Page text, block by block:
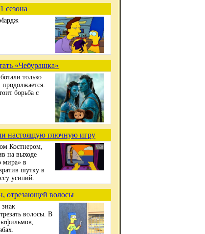
сезона
«Чебурашка»
только
борьба с
настоящую глючную игру
Костнером,
на выходе
мира» в
шутку в
усилий.
отрезающей волосы
волосы. В